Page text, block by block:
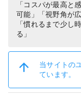
「コスパが最高と
可能」「視野角が
「慣れるまで少し
る」
当サイトの
ています。